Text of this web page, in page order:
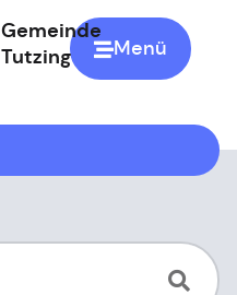
Menü
Gemeinde
Tutzing